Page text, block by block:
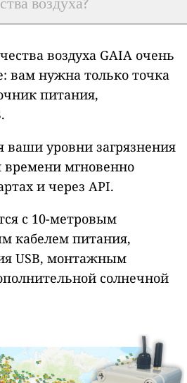
воздуха GAIA очень
вам нужна только точка
питания,
ваши уровни загрязнения
времени мгновенно
и через API.
с 10-метровым
кабелем питания,
USB, монтажным
солнечной